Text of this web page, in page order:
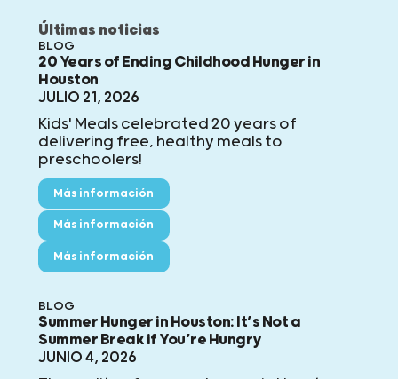
Últimas noticias
BLOG
20 Years of Ending Childhood Hunger in
Houston
JULIO 21, 2026
Kids' Meals celebrated 20 years of
delivering free, healthy meals to
preschoolers!
Más información
Más información
Más información
BLOG
Summer Hunger in Houston: It’s Not a
Summer Break if You’re Hungry
JUNIO 4, 2026